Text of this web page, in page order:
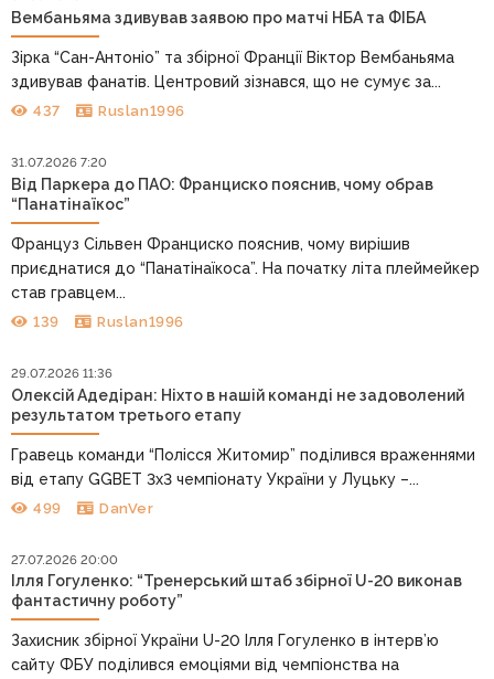
Вембаньяма здивував заявою про матчі НБА та ФІБА
Зірка “Сан-Антоніо” та збірної Франції Віктор Вембаньяма
здивував фанатів. Центровий зізнався, що не сумує за...
437 Ruslan1996
31.07.2026 7:20
Від Паркера до ПАО: Франциско пояснив, чому обрав
“Панатінаїкос”
Француз Сільвен Франциско пояснив, чому вирішив
приєднатися до “Панатінаїкоса”. На початку літа плеймейкер
став гравцем...
139 Ruslan1996
29.07.2026 11:36
Олексій Адедіран: Ніхто в нашій команді не задоволений
результатом третього етапу
Гравець команди “Полісся Житомир” поділився враженнями
від етапу GGBET 3х3 чемпіонату України у Луцьку –...
499 DanVer
27.07.2026 20:00
Ілля Гогуленко: “Тренерський штаб збірної U-20 виконав
фантастичну роботу”
Захисник збірної України U-20 Ілля Гогуленко в інтерв’ю
сайту ФБУ поділився емоціями від чемпіонства на